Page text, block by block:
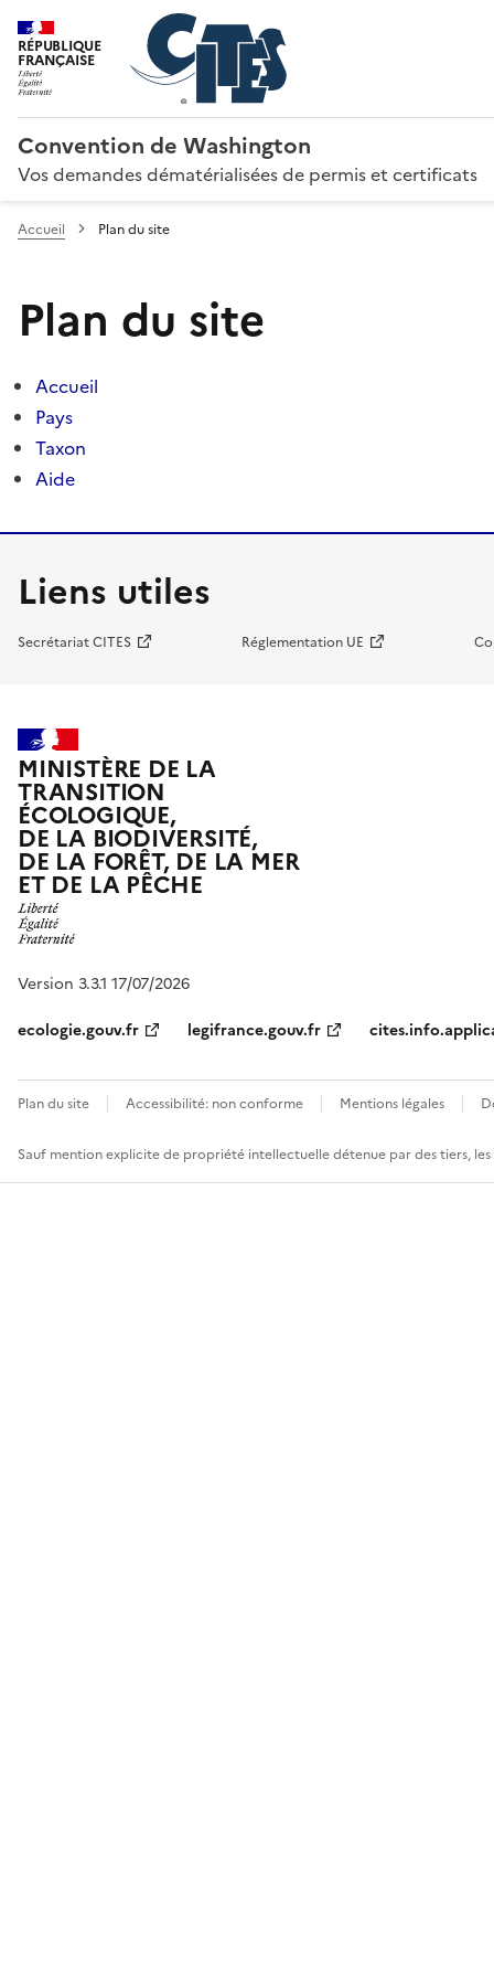
RÉPUBLIQUE
FRANÇAISE
Convention de Washington
Vos demandes dématérialisées de permis et certificats
Accueil Plan du site
Plan du site
Accueil
Pays
Taxon
Aide
Liens utiles
Secrétariat CITES Réglementation UE
MINISTÈRE DE LA
TRANSITION
ÉCOLOGIQUE,
DE LA BIODIVERSITÉ,
DE LA FORÊT, DE LA MER
ET DE LA PÊCHE
Version 3.3.1 17/07/2026
ecologie.gouv.fr
legifrance.gouv.fr
Plan du site Accessibilité: non conforme Mentions légales
Sauf mention explicite de propriété intellectuelle détenue par des tiers,